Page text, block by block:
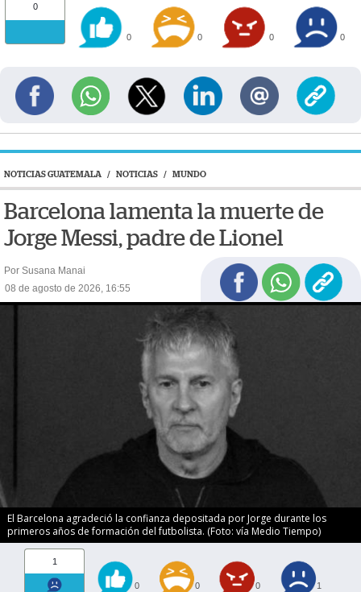
0
0 0 0 0
NOTICIAS GUATEMALA / NOTICIAS / MUNDO
Barcelona lamenta la muerte de
Jorge Messi, padre de Lionel
Por Susana Manai
08 de agosto de 2026, 16:55
El Barcelona agradeció la confianza depositada por Jorge durante los
primeros años de formación del futbolista. (Foto: vía Medio Tiempo)
1
0 0 0 1